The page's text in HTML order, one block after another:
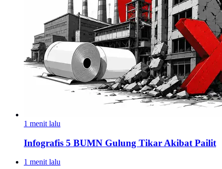
1 menit lalu
Infografis 5 BUMN Gulung Tikar Akibat Pailit
1 menit lalu